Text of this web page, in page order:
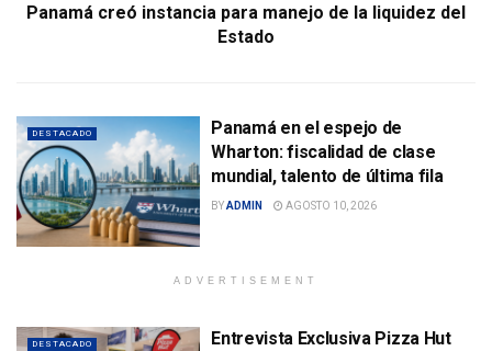
Panamá creó instancia para manejo de la liquidez del
Estado
DESTACADO
Panamá en el espejo de
Wharton: fiscalidad de clase
mundial, talento de última fila
BYADMIN AGOSTO 10, 2026
ADVERTISEMENT
DESTACADO
Entrevista Exclusiva Pizza Hut